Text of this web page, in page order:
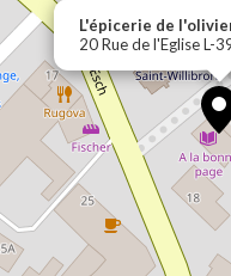
L'épicerie de
20 Rue de l'Eglise L-